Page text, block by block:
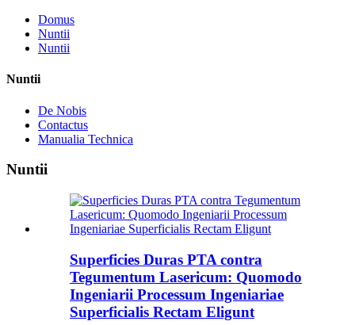
Domus
Nuntii
Nuntii
Nuntii
De Nobis
Contactus
Manualia Technica
Nuntii
Superficies Duras PTA contra
Tegumentum Lasericum: Quomodo
Ingeniarii Processum Ingeniariae
Superficialis Rectam Eligunt